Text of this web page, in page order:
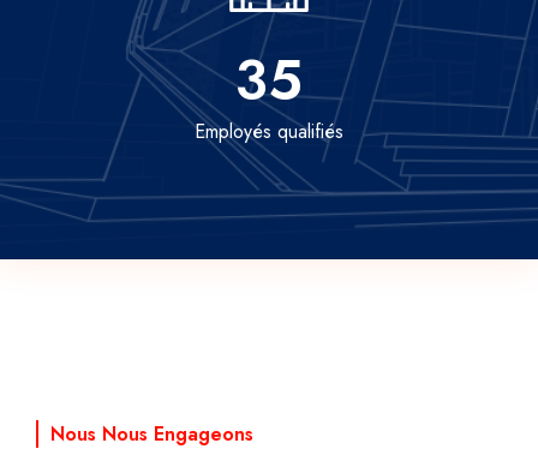
35
Employés qualifiés
Nous Nous Engageons